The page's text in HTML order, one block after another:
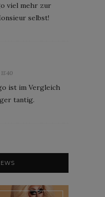
viel mehr zur
selbst!
ist im Vergleich
tantig.